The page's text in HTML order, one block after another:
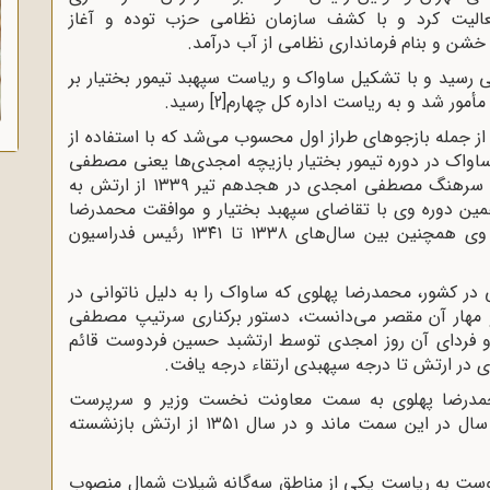
کرد و با کشف سازمان نظامی حزب توده و آغاز
و بنام فرمانداری نظامی از آب درآمد.
به درجه سرهنگی رسید و با تشکیل ساواک و ریاست سپهبد تیمور بختیار بر
[2]
رسید.
جمله بازجوهای طراز اول محسوب می‌شد که با استفاده از
در دوره تیمور بختیار بازیچه امجدی‌ها یعنی مصطفی
و برادرش بود که به نفع بختیار فعالیت می‌کردند. سرهنگ مصطفی امجدی در هجدهم تیر ۱۳۳۹ از ارتش به
دوره وی با تقاضای سپهبد بختیار و موافقت محمدرضا
پهلوی در اول مهر ۱۳۳۹ به درجه سرتیپی رسید. وی همچنین بین سال‌های ۱۳۳۸ تا ۱۳۴۱ رئیس فدراسیون
وسیع مردمی در کشور، محمدرضا پهلوی که ساواک را به دلیل ناتوانی در
مهار آن مقصر می‌دانست، دستور برکناری سرتیپ مصطفی
فردای آن روز امجدی توسط ارتشبد حسین فردوست قائم
در ارتش تا درجه سپهبدی ارتقاء درجه یافت.
در ۱۳۵۰ به فرمان محمدرضا پهلوی به سمت معاونت نخست وزیر و سرپرست
سازمان تربیت بدنی منصوب گردید و حدود یک سال در این سمت ماند و در سال ۱۳۵۱ از ارتش بازنشسته
به ریاست یکی از مناطق سه‌گانه شیلات شمال منصوب